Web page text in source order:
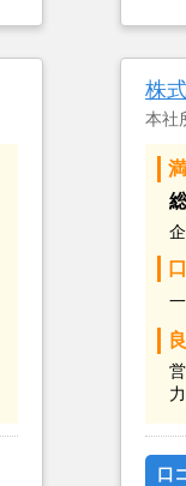
株
本社
口